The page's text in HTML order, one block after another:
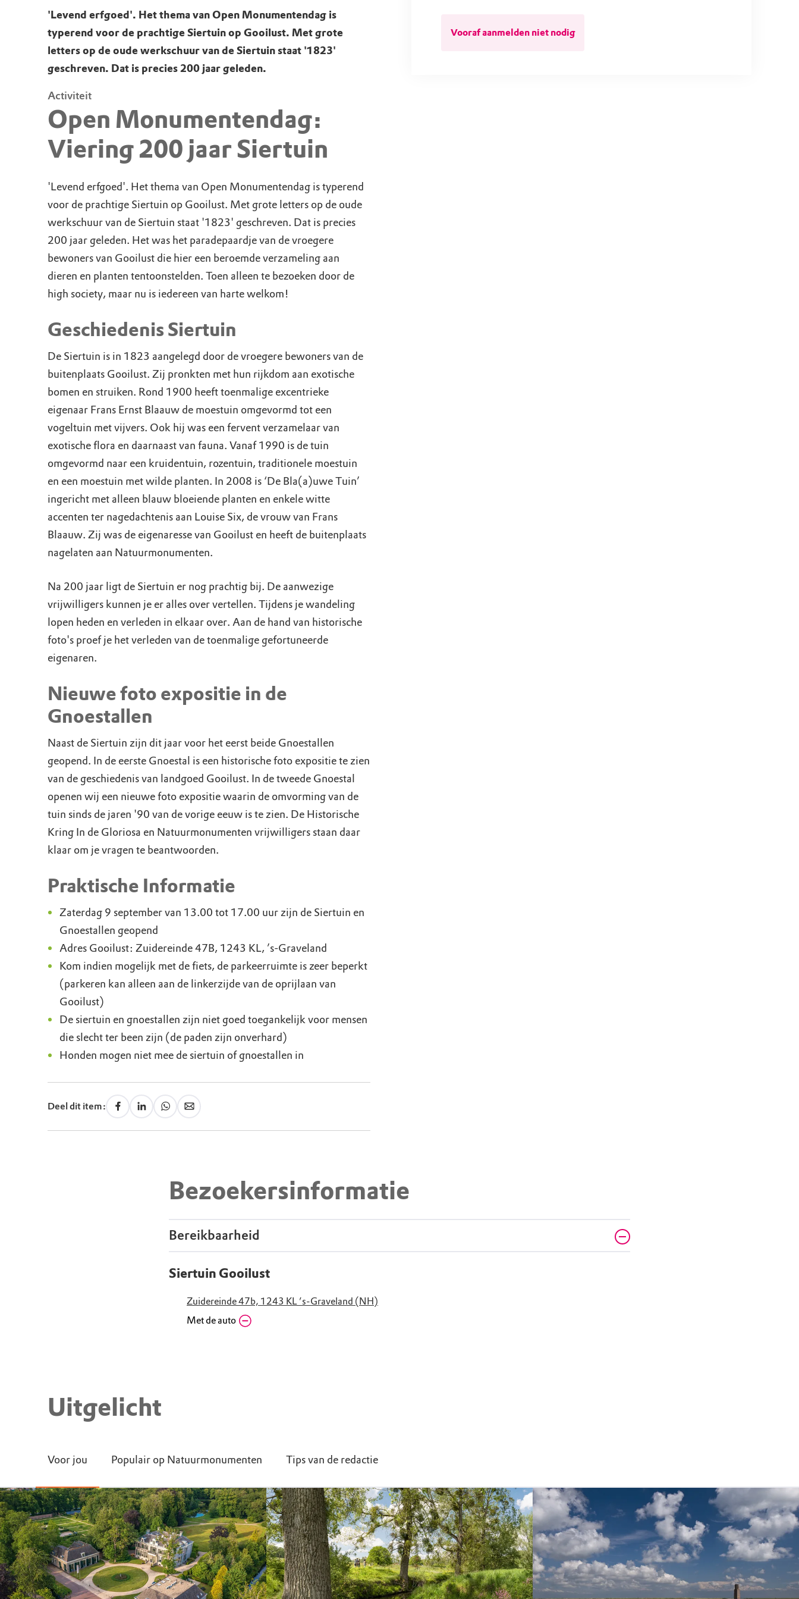
'Levend erfgoed'. Het thema van Open Monumentendag is
typerend voor de prachtige Siertuin op Gooilust. Met grote
letters op de oude werkschuur van de Siertuin staat '1823'
geschreven. Dat is precies 200 jaar geleden.
Activiteit
Open Monumentendag:
Viering 200 jaar Siertuin
'Levend erfgoed'. Het thema van Open Monumentendag is typerend
voor de prachtige Siertuin op Gooilust. Met grote letters op de oude
werkschuur van de Siertuin staat '1823' geschreven. Dat is precies
200 jaar geleden. Het was het paradepaardje van de vroegere
bewoners van Gooilust die hier een beroemde verzameling aan
dieren en planten tentoonstelden. Toen alleen te bezoeken door de
high society, maar nu is iedereen van harte welkom!
Geschiedenis Siertuin
De Siertuin is in 1823 aangelegd door de vroegere bewoners van de
buitenplaats Gooilust. Zij pronkten met hun rijkdom aan exotische
bomen en struiken. Rond 1900 heeft toenmalige excentrieke
eigenaar Frans Ernst Blaauw de moestuin omgevormd tot een
vogeltuin met vijvers. Ook hij was een fervent verzamelaar van
exotische flora en daarnaast van fauna. Vanaf 1990 is de tuin
omgevormd naar een kruidentuin, rozentuin, traditionele moestuin
en een moestuin met wilde planten. In 2008 is ‘De Bla(a)uwe Tuin’
ingericht met alleen blauw bloeiende planten en enkele witte
accenten ter nagedachtenis aan Louise Six, de vrouw van Frans
Blaauw. Zij was de eigenaresse van Gooilust en heeft de buitenplaats
nagelaten aan Natuurmonumenten.
Na 200 jaar ligt de Siertuin er nog prachtig bij. De aanwezige
vrijwilligers kunnen je er alles over vertellen. Tijdens je wandeling
lopen heden en verleden in elkaar over. Aan de hand van historische
foto's proef je het verleden van de toenmalige gefortuneerde
eigenaren.
Nieuwe foto expositie in de
Gnoestallen
Naast de Siertuin zijn dit jaar voor het eerst beide Gnoestallen
geopend. In de eerste Gnoestal is een historische foto expositie te zien
van de geschiedenis van landgoed Gooilust. In de tweede Gnoestal
openen wij een nieuwe foto expositie waarin de omvorming van de
tuin sinds de jaren '90 van de vorige eeuw is te zien. De Historische
Kring In de Gloriosa en Natuurmonumenten vrijwilligers staan daar
klaar om je vragen te beantwoorden.
Praktische Informatie
Zaterdag 9 september van 13.00 tot 17.00 uur zijn de Siertuin en
Gnoestallen geopend
Adres Gooilust: Zuidereinde 47B, 1243 KL, ’s-Graveland
Kom indien mogelijk met de fiets, de parkeerruimte is zeer beperkt
(parkeren kan alleen aan de linkerzijde van de oprijlaan van
Gooilust)
De siertuin en gnoestallen zijn niet goed toegankelijk voor mensen
die slecht ter been zijn (de paden zijn onverhard)
Honden mogen niet mee de siertuin of gnoestallen in
Deel dit item:
Vooraf aanmelden niet nodig
Bezoekersinformatie
Bereikbaarheid
Siertuin Gooilust
Zuidereinde 47b, 1243 KL ’s-Graveland (NH)
Met de auto
Uitgelicht
Voor jou Populair op Natuurmonumenten Tips van de redactie